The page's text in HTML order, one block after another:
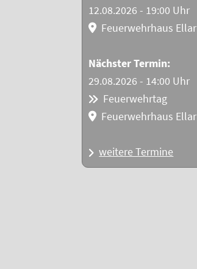
12.08.2026 - 19:00 Uhr
Feuerwehrhaus Ellar
Nächster Termin:
29.08.2026 - 14:00 Uhr
Feuerwehrtag
Feuerwehrhaus Ellar
weitere Termine